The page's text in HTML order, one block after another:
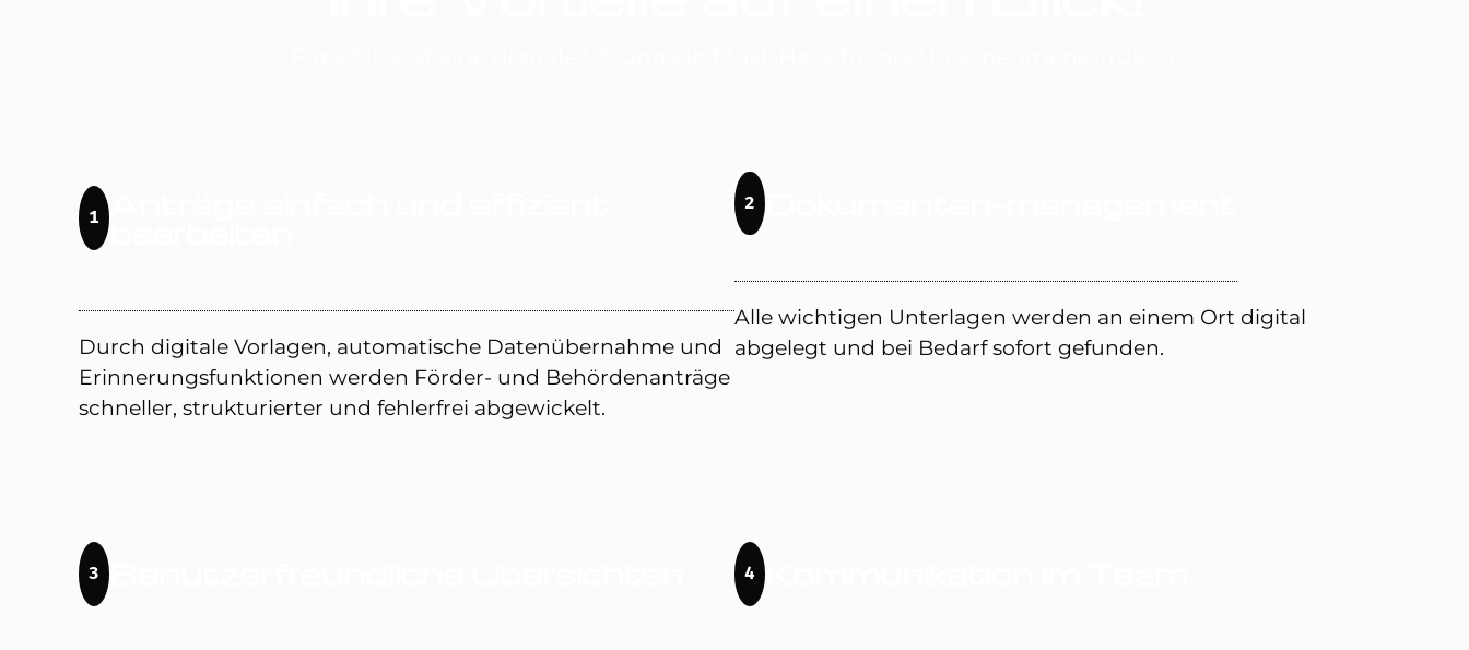
1
Durch digitale Vorlagen, automatische Datenübernahme und
Erinnerungsfunktionen werden Förder- und Behördenanträge
schneller, strukturierter und fehlerfrei abgewickelt.
2
Alle wichtigen Unterlagen werden an einem Ort digital
abgelegt und bei Bedarf sofort gefunden.
3 4